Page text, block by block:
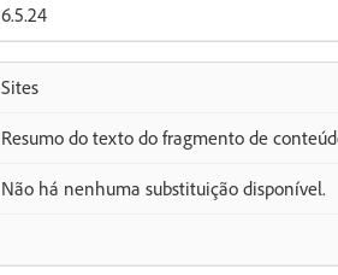
6.5.24
Sites
Resumo do texto do fragmento de
Não há nenhuma substituição disponível.